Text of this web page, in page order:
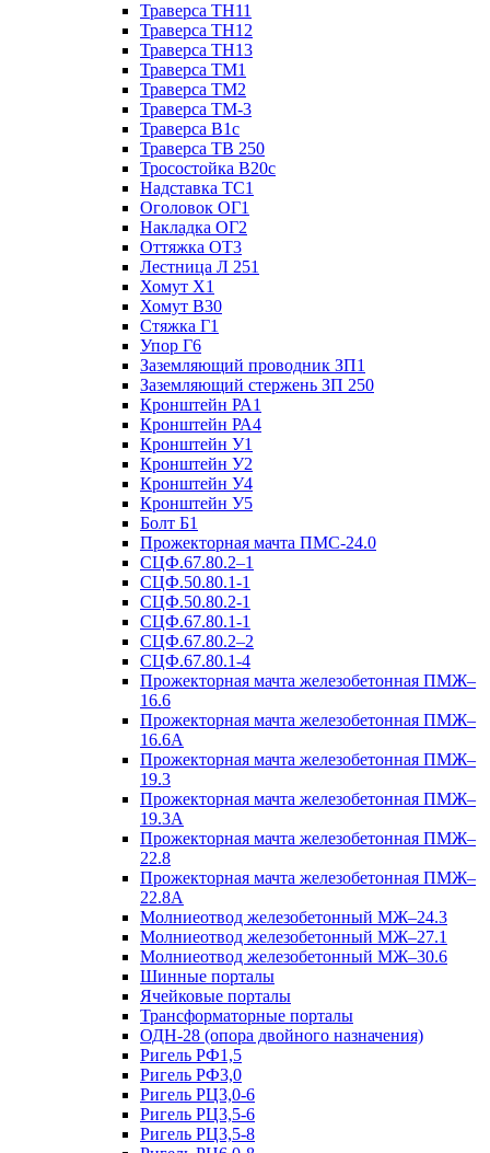
Траверса ТН11
Траверса ТН12
Траверса ТН13
Траверса ТМ1
Траверса ТМ2
Траверса ТМ-3
Траверса В1с
Траверса ТВ 250
Тросостойка В20с
Надставка ТС1
Оголовок ОГ1
Накладка ОГ2
Оттяжка ОТ3
Лестница Л 251
Хомут Х1
Хомут В30
Стяжка Г1
Упор Г6
Заземляющий проводник ЗП1
Заземляющий стержень ЗП 250
Кронштейн РА1
Кронштейн РА4
Кронштейн У1
Кронштейн У2
Кронштейн У4
Кронштейн У5
Болт Б1
Прожекторная мачта ПМС-24.0
СЦФ.67.80.2–1
СЦФ.50.80.1-1
СЦФ.50.80.2-1
СЦФ.67.80.1-1
СЦФ.67.80.2–2
СЦФ.67.80.1-4
Прожекторная мачта железобетонная ПМЖ–
16.6
Прожекторная мачта железобетонная ПМЖ–
16.6А
Прожекторная мачта железобетонная ПМЖ–
19.3
Прожекторная мачта железобетонная ПМЖ–
19.3А
Прожекторная мачта железобетонная ПМЖ–
22.8
Прожекторная мачта железобетонная ПМЖ–
22.8А
Молниеотвод железобетонный МЖ–24.3
Молниеотвод железобетонный МЖ–27.1
Молниеотвод железобетонный МЖ–30.6
Шинные порталы
Ячейковые порталы
Трансформаторные порталы
ОДН-28 (опора двойного назначения)
Ригель РФ1,5
Ригель РФ3,0
Ригель РЦ3,0-6
Ригель РЦ3,5-6
Ригель РЦ3,5-8